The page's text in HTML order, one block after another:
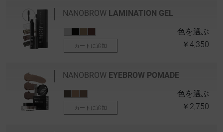
NANOBROW LAMINATION GEL
色を選ぶ
カートに追加 ￥4,350
NANOBROW EYEBROW POMADE
色を選ぶ
カートに追加 ￥2,750